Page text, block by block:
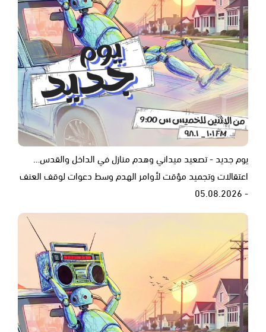
يوم جديد - تصعيد ميداني وهدم منازل في الداخل والقدس…
اعتقالات وتجميد مؤقت لأوامر الهدم وسط دعوات لوقف العنف
- 05.08.2026